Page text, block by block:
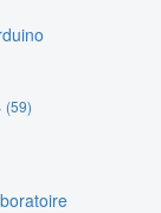
(59)